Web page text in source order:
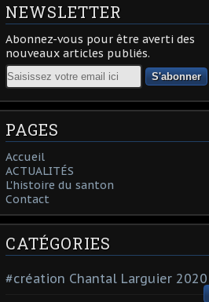
NEWSLETTER
Abonnez-vous pour être averti des
nouveaux articles publiés.
Email
PAGES
Accueil
ACTUALITÉS
L'histoire du santon
Contact
CATÉGORIES
#création Chantal Larguier 2020